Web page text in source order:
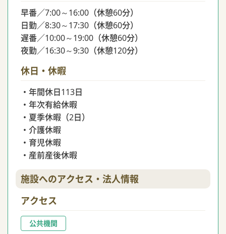
早番／7:00～16:00（休憩60分）
日勤／8:30～17:30（休憩60分）
遅番／10:00～19:00（休憩60分）
夜勤／16:30～9:30（休憩120分）
休日・休暇
・年間休日113日
・年次有給休暇
・夏季休暇（2日）
・介護休暇
・育児休暇
・産前産後休暇
施設へのアクセス・法人情報
アクセス
公共機関